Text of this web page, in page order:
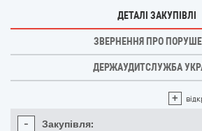
ДЕТАЛІ ЗАКУПІВЛІ
ЗВЕРНЕННЯ ПРО
ДЕРЖАУДИТСЛУЖБА
+
- Закупівля: